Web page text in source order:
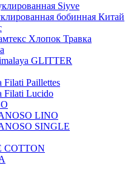
Siyve
бобинная Китай
Хлопок Травка
GLITTER
Paillettes
Filati Lucido
LINO
SINGLE
COTTON